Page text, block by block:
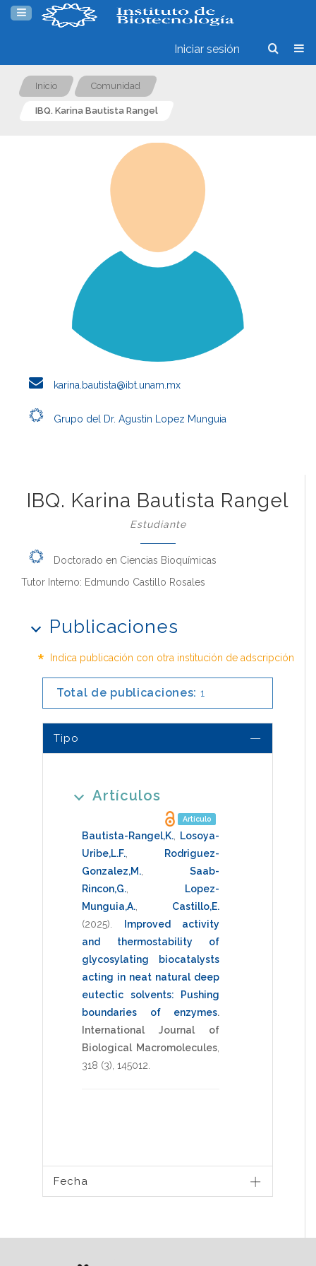
Iniciar sesión
Inicio Comunidad
IBQ. Karina Bautista Rangel
karina.bautista@ibt.unam.mx
Grupo del Dr. Agustin Lopez Munguia
IBQ. Karina Bautista Rangel
Estudiante
Doctorado en Ciencias Bioquímicas
Tutor Interno: Edmundo Castillo Rosales
Publicaciones
* Indica publicación con otra institución de adscripción
Total de publicaciones: 1
Tipo
Artículos
Artículo
Bautista-Rangel,K.
Losoya-
Uribe,L.F.
Rodriguez-
Gonzalez,M.
Saab-
Rincon,G.
Lopez-
Munguia,A.
Castillo,E.
(2025)
Improved activity
and thermostability of
glycosylating biocatalysts
acting in neat natural deep
eutectic solvents: Pushing
boundaries of enzymes.
International Journal of
Biological Macromolecules
318 (3), 145012
Fecha